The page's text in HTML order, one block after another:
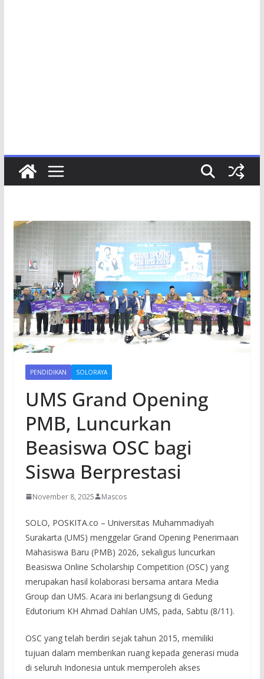
PENDIDIKAN SOLORAYA
UMS Grand Opening
PMB, Luncurkan
Beasiswa OSC bagi
Siswa Berprestasi
November 8, 2025 Mascos
SOLO, POSKITA.co – Universitas Muhammadiyah
Surakarta (UMS) menggelar Grand Opening Penerimaan
Mahasiswa Baru (PMB) 2026, sekaligus luncurkan
Beasiswa Online Scholarship Competition (OSC) yang
merupakan hasil kolaborasi bersama antara Media
Group dan UMS. Acara ini berlangsung di Gedung
Edutorium KH Ahmad Dahlan UMS, pada, Sabtu (8/11).
OSC yang telah berdiri sejak tahun 2015, memiliki
tujuan dalam memberikan ruang kepada generasi muda
di seluruh Indonesia untuk memperoleh akses